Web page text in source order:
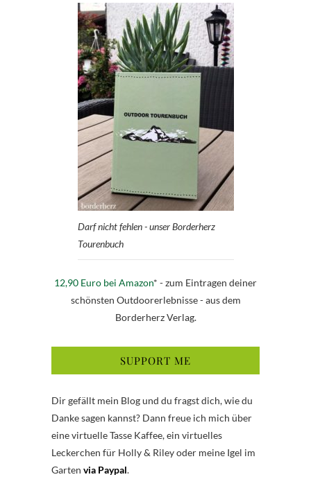
Darf nicht fehlen - unser Borderherz
Tourenbuch
12,90 Euro bei Amazon* - zum Eintragen deiner
schönsten Outdoorerlebnisse - aus dem
Borderherz Verlag.
SUPPORT ME
Dir gefällt mein Blog und du fragst dich, wie du
Danke sagen kannst? Dann freue ich mich über
eine virtuelle Tasse Kaffee, ein virtuelles
Leckerchen für Holly & Riley oder meine Igel im
Garten via Paypal.